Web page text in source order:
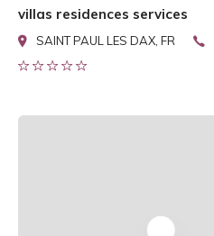
villas residences services
SAINT PAUL LES DAX, FR